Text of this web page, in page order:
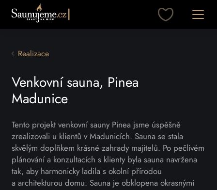
Přeskočit na obsah
Realizace
Venkovní sauna, Pinea
Madunice
Tento projekt venkovní sauny Pinea jsme úspěšně
zrealizovali u klientů v Madunicích. Sauna se stala
skvělým doplňkem krásné zahrady majitelů. Po pečlivém
plánování a konzultacích s klienty byla sauna navržena
tak, aby harmonicky ladila s okolní přírodou
a architekturou domu. Sauna je obklopena okrasnými